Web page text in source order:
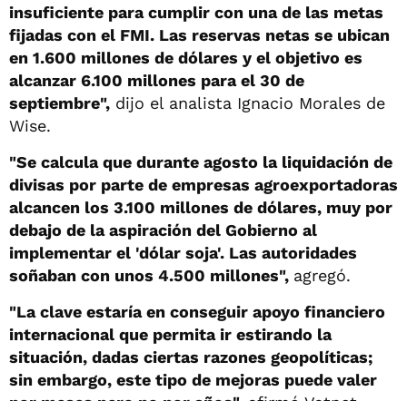
insuficiente para cumplir con una de las metas
fijadas con el FMI. Las reservas netas se ubican
en 1.600 millones de dólares y el objetivo es
alcanzar 6.100 millones para el 30 de
septiembre", dijo el analista Ignacio Morales de
Wise.
"Se calcula que durante agosto la liquidación de
divisas por parte de empresas agroexportadoras
alcancen los 3.100 millones de dólares, muy por
debajo de la aspiración del Gobierno al
implementar el 'dólar soja'. Las autoridades
soñaban con unos 4.500 millones", agregó.
"La clave estaría en conseguir apoyo financiero
internacional que permita ir estirando la
situación, dadas ciertas razones geopolíticas;
sin embargo, este tipo de mejoras puede valer